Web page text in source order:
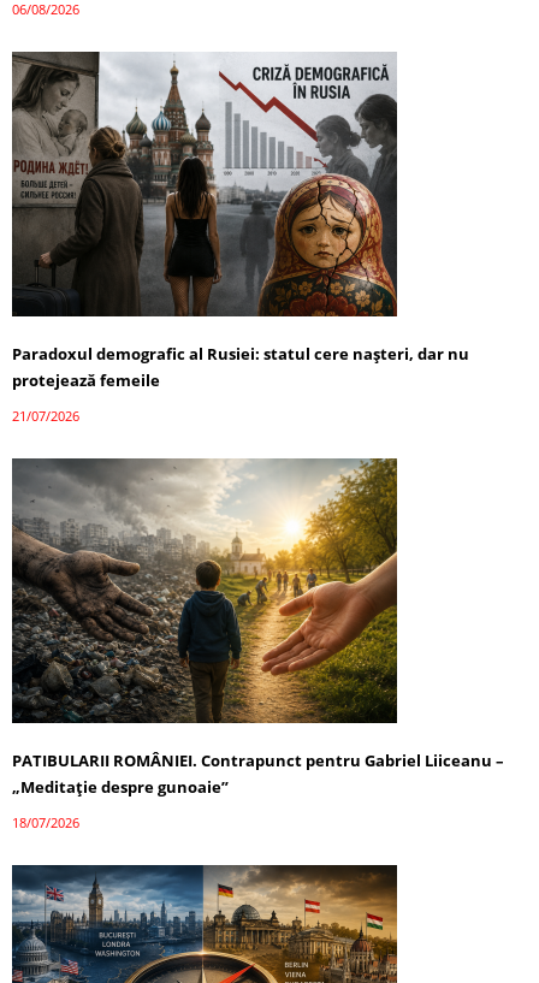
06/08/2026
Paradoxul demografic al Rusiei: statul cere nașteri, dar nu
protejează femeile
21/07/2026
PATIBULARII ROMÂNIEI. Contrapunct pentru Gabriel Liiceanu –
„Meditație despre gunoaie”
18/07/2026